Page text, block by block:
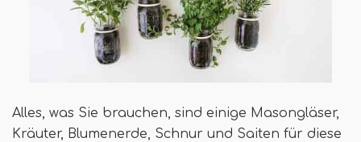
Alles, was Sie brauchen, sind einige Masongläser,
Kräuter, Blumenerde, Schnur und Saiten für diese